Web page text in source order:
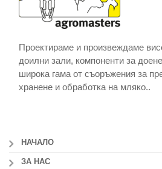
Проектираме и произвеждаме
доилни зали, компоненти за
широка гама от съоръжения за
хранене и обработка на мляко..
НАЧАЛО
ЗА НАС